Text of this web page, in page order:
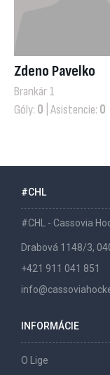
Zdeno Pavelko
Brankár 1
Góly: 0 | Asistencie: 0
#CHL
#CHL - Cassovia
Drabová 1148/3,
+421 911 041 851
INFORMÁCIE
O Lige